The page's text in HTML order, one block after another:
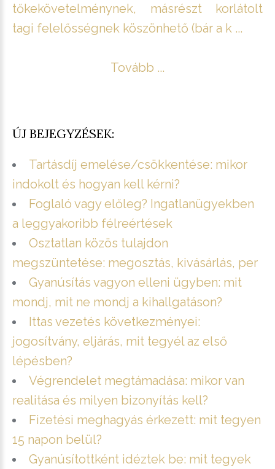
tőkekövetelménynek, másrészt korlátolt
tagi felelősségnek köszönhető (bár a k ...
Tovább ...
ÚJ BEJEGYZÉSEK:
Tartásdíj emelése/csökkentése: mikor
indokolt és hogyan kell kérni?
Foglaló vagy előleg? Ingatlanügyekben
a leggyakoribb félreértések
Osztatlan közös tulajdon
megszüntetése: megosztás, kivásárlás, per
Gyanúsítás vagyon elleni ügyben: mit
mondj, mit ne mondj a kihallgatáson?
Ittas vezetés következményei:
jogosítvány, eljárás, mit tegyél az első
lépésben?
Végrendelet megtámadása: mikor van
realitása és milyen bizonyítás kell?
Fizetési meghagyás érkezett: mit tegyen
15 napon belül?
Gyanúsítottként idéztek be: mit tegyek